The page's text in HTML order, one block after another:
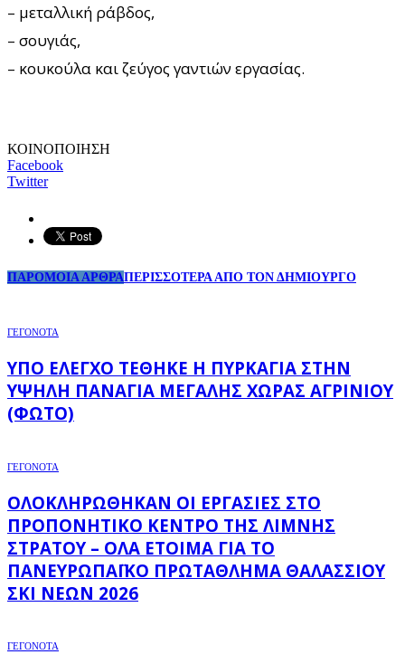
– μεταλλική ράβδος,
– σουγιάς,
– κουκούλα και ζεύγος γαντιών εργασίας.
ΚΟΙΝΟΠΟΙΗΣΗ
Facebook
Twitter
ΠΑΡΟΜΟΙΑ ΑΡΘΡΑΠΕΡΙΣΣΟΤΕΡΑ ΑΠΟ ΤΟΝ ΔΗΜΙΟΥΡΓΟ
ΓΕΓΟΝΟΤΑ
ΥΠΌ ΈΛΕΓΧΟ ΤΈΘΗΚΕ Η ΠΥΡΚΑΓΙΆ ΣΤΗΝ
ΥΨΗΛΉ ΠΑΝΑΓΙΆ ΜΕΓΆΛΗΣ ΧΏΡΑΣ ΑΓΡΙΝΊΟΥ
(ΦΩΤΌ)
ΓΕΓΟΝΟΤΑ
ΟΛΟΚΛΗΡΏΘΗΚΑΝ ΟΙ ΕΡΓΑΣΊΕΣ ΣΤΟ
ΠΡΟΠΟΝΗΤΙΚΌ ΚΈΝΤΡΟ ΤΗΣ ΛΊΜΝΗΣ
ΣΤΡΆΤΟΥ – ΌΛΑ ΈΤΟΙΜΑ ΓΙΑ ΤΟ
ΠΑΝΕΥΡΩΠΑΪΚΌ ΠΡΩΤΆΘΛΗΜΑ ΘΑΛΆΣΣΙΟΥ
ΣΚΙ ΝΈΩΝ 2026
ΓΕΓΟΝΟΤΑ